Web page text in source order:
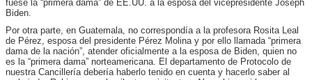
fuese la “primera dama” de EE.UU. a la esposa del vicepresidente Joseph
Biden.
Por otra parte, en Guatemala, no correspondía a la profesora Rosita Leal
de Pérez, esposa del presidente Pérez Molina y por ello llamada “primera
dama de la nación”, atender oficialmente a la esposa de Biden, quien no
es la “primera dama” norteamericana. El departamento de Protocolo de
nuestra Cancillería debería haberlo tenido en cuenta y hacerlo saber al